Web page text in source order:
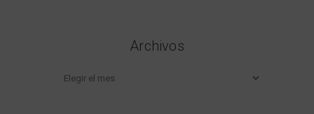
Archivos
Archivos